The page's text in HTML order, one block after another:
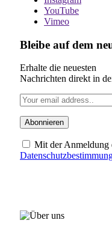
YouTube
Vimeo
Bleibe auf dem
Erhalte die neuesten
Nachrichten direkt in
Mit der Anmeldung